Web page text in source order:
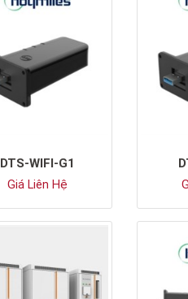
DTS-WIFI-G1
Giá Liên Hệ